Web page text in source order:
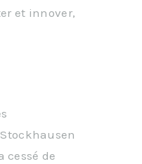
et innover,
cessé de